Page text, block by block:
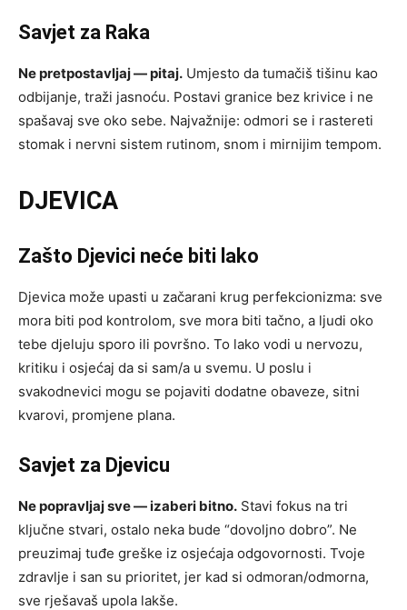
Savjet za Raka
Ne pretpostavljaj — pitaj. Umjesto da tumačiš tišinu kao
odbijanje, traži jasnoću. Postavi granice bez krivice i ne
spašavaj sve oko sebe. Najvažnije: odmori se i rastereti
stomak i nervni sistem rutinom, snom i mirnijim tempom.
DJEVICA
Zašto Djevici neće biti lako
Djevica može upasti u začarani krug perfekcionizma: sve
mora biti pod kontrolom, sve mora biti tačno, a ljudi oko
tebe djeluju sporo ili površno. To lako vodi u nervozu,
kritiku i osjećaj da si sam/a u svemu. U poslu i
svakodnevici mogu se pojaviti dodatne obaveze, sitni
kvarovi, promjene plana.
Savjet za Djevicu
Ne popravljaj sve — izaberi bitno. Stavi fokus na tri
ključne stvari, ostalo neka bude “dovoljno dobro”. Ne
preuzimaj tuđe greške iz osjećaja odgovornosti. Tvoje
zdravlje i san su prioritet, jer kad si odmoran/odmorna,
sve rješavaš upola lakše.